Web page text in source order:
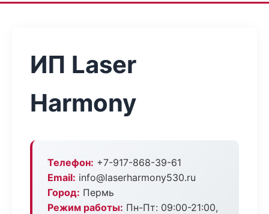
ИП Laser
Harmony
Телефон: +7-917-868-39-61
Email: info@laserharmony530.ru
Город: Пермь
Режим работы: Пн-Пт: 09:00-21:00,